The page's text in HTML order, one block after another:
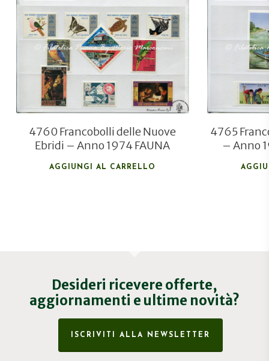
€20,00
€14,00
4760 Francobolli delle Nuove
Ebridi – Anno 1974 FAUNA
AGGIUNGI AL CARRELLO
4765
– Anno
Desideri ricevere offerte,
aggiornamenti e ultime novità?
ISCRIVITI ALLA NEWSLETTER